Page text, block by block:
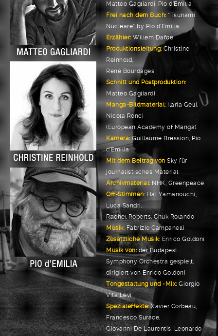
Matteo Gagliardi, Pio d’Emilia
Frei nach dem Buch:“Tsunami
Nucleare” by Pio d’Emilia
Erzähler:Willem Dafoe
Produktionsleitung:Christine
Reinhold,
René Bourdages
Schnitt und Postproduktion:
Matteo Gagliardi
Manga-Bildmaterial: Ilaria Gelli,
Nicola Ronci
(European Academy of Manga)
Kamera:Guillaume Bression, Pio
d’Emilia
Mit dem Beitrag von Sky für
journalistisches Material
Archivmaterial:NHK, Greenpeace
Off-Stimmen:Hal Yamanouchi,
Luca Sandri,
Rachel Roberts, Chuk Rolando
Musik:Fabrizio Campanelli
Zusätzliche Musik: Enrico Goldoni
Musik von:der Budapest
Symphony Orchestra gespielt,
dirigiert von Enrico Goldoni
Tongestaltung und -Mix: Giorgio
Vita Levi
Spezialeffekte:Xavier Corbeau,
Francesco Surace,
Giovanni De Laurentis, Leonardo